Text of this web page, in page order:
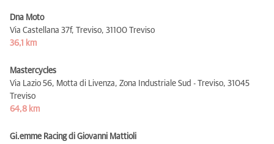
Dna Moto
Via Castellana 37f, Treviso, 31100 Treviso
36,1 km
Mastercycles
Via Lazio 56, Motta di Livenza, Zona Industriale Sud - Treviso, 31045
Treviso
64,8 km
Gi.emme Racing di Giovanni Mattioli